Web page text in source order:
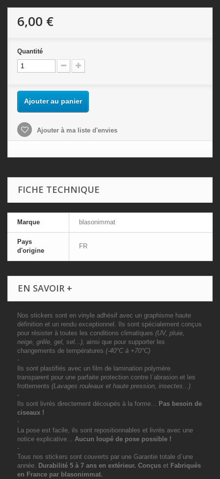
6,00 €
Quantité
Ajouter au panier
Ajouter à ma liste d'envies
FICHE TECHNIQUE
Marque blasonimmat
Pays
d'origine
FR
EN SAVOIR +
Nos stickers sont en vinyle adhésif avec un graphisme haute
définition et un rendu exceptionnel. Ils sont spécialement conçus
pour résister à toutes les conditions climatiques (UV, pluie,
neige, grêle, gel, sel...), ainsi que pour supporter les
changements de températures (-40°C à +70°C)
-
Ils sont plastifiés avec un film de lamination polymère
transparent pour une parfaite protection contre l`abrasion et les
frottements (Lavages rouleaux et haute pression, insectes...)
-
Ils sont livrés directement découpés à la forme... Pas besoin de
ciseaux !
-
La pose est facile, ils sont repositionnables et livrés avec une
notice explicative... Aucun loupé de pose possible !
-
Tous nos stickers sont couverts par une Garantie totale d`une
année. Durabilité 5 à 7 ans en extérieur. Conçus et Fabriqués
en France par blasonimmat.